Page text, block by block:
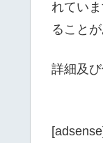
れてい
ることが
詳細及